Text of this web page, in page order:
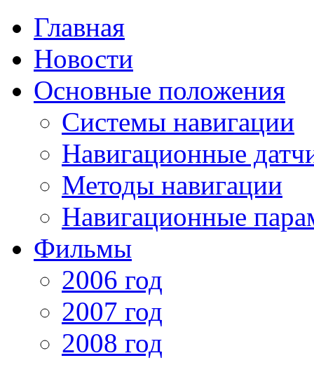
Главная
Новости
Основные положения
Системы навигации
Навигационные
Методы навигации
Навигационные
Фильмы
2006 год
2007 год
2008 год